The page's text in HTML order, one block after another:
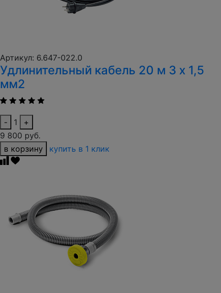
Артикул: 6.647-022.0
Удлинительный кабель 20 м 3 х 1,5
мм2
- 1
+
9 800 руб.
в корзину
купить в 1 клик